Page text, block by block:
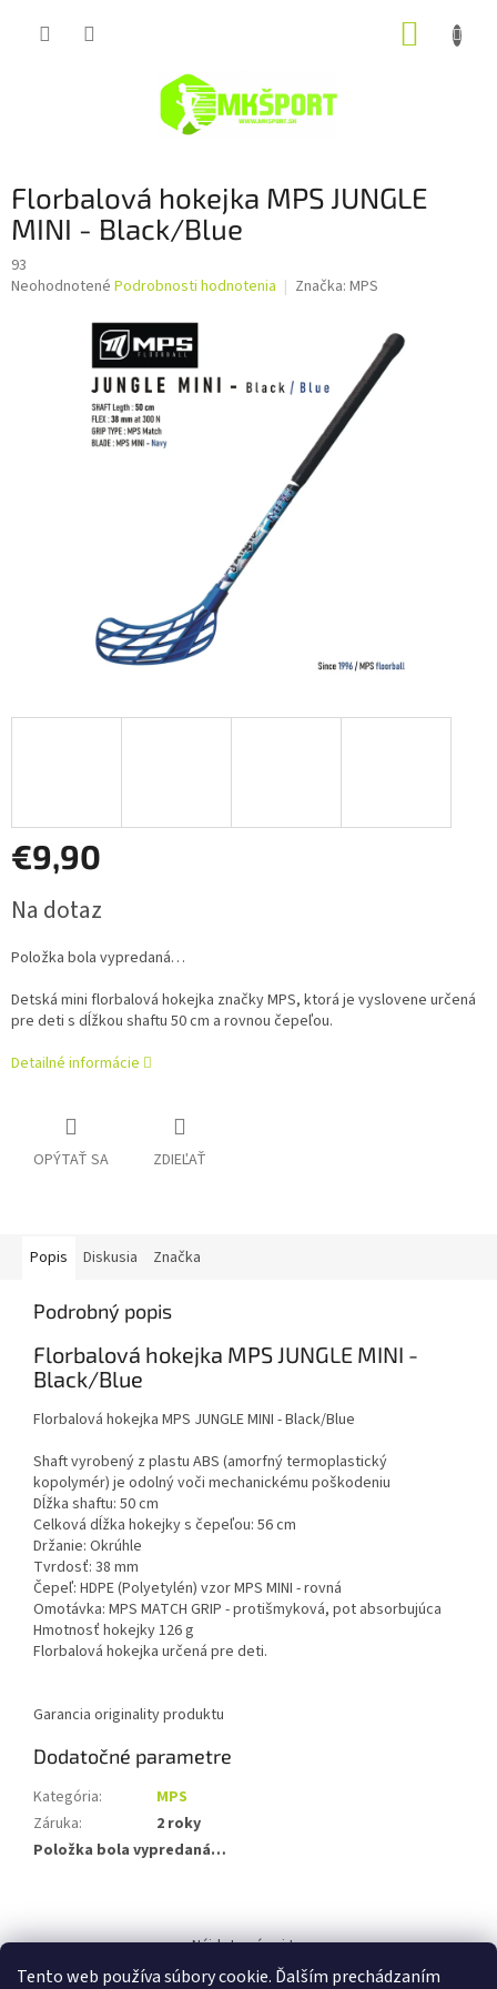
Tento web používa súbory cookie. Ďalším prechádzaním
Florbalová hokejka MPS JUNGLE
MINI - Black/Blue
93
Priemerné
Neohodnotené Podrobnosti hodnotenia Značka: MPS
€9,90
cena:
Na dotaz
Položka bola vypredaná…
Detská mini florbalová hokejka značky MPS, ktorá je vyslovene určená
pre deti s dĺžkou shaftu 50 cm a rovnou čepeľou.
Detailné informácie
OPÝTAŤ SA ZDIEĽAŤ
Popis Diskusia Značka
Podrobný popis
Florbalová hokejka MPS JUNGLE MINI -
Black/Blue
Florbalová hokejka MPS JUNGLE MINI - Black/Blue
Shaft vyrobený z plastu ABS (amorfný termoplastický
kopolymér) je odolný voči mechanickému poškodeniu
Dĺžka shaftu: 50 cm
Celková dĺžka hokejky s čepeľou: 56 cm
Držanie: Okrúhle
Tvrdosť: 38 mm
Čepeľ: HDPE (Polyetylén) vzor MPS MINI - rovná
Omotávka: MPS MATCH GRIP - protišmyková, pot absorbujúca
Hmotnosť hokejky 126 g
Florbalová hokejka určená pre deti.
Garancia originality produktu
Dodatočné parametre
Kategória:
MPS
Záruka:
2 roky
Položka bola vypredaná…
á
Nájdete nás aj tu: